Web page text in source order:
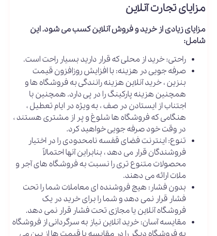
مزایای تجارت آنلاین
مزایای زیادی از خرید و فروش آنلاین کسب می شود. این
شامل:
راحتی: خرید از محلی که قرار دارید بسیار راحت است.
صرفه جویی در هزینه: با افزایش روزافزون قیمت
بنزین ، خرید آنلاین هزینه رانندگی به فروشگاه ها و
همچنین هزینه پارکینگ را در پی دارد. همچنین با
اجتناب از ایستادن در صف ، به ویژه در ایام تعطیل ،
هنگامی که فروشگاه ها شلوغ و پر از مشتری هستند ،
در وقت خود صرفه جویی خواهید کرد.
تنوع: اینترنت فضای قفسه نامحدودی را در اختیار
فروشندگان قرار می دهد ، بنابراین آنها احتمالاً
محصولات متنوع تری را نسبت به فروشگاه های آجر و
ملات ارائه می دهند.
بدون فشار: هیچ فروشنده ای معاملات شما را تحت
فشار قرار نمی دهد و شما را برای خرید در یک
فروشگاه آنلاین یا مجازی تحت فشار قرار نمی دهد.
مقایسه آسان: خرید آنلاین نیاز به سرگردانی از فروشگاه